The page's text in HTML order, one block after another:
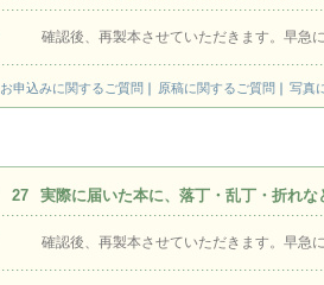
確認後、再製本させていただきます。早急
お申込みに関するご質問 原稿に関するご質問 写真
27 実際に届いた本に、落丁・乱丁・折れ
確認後、再製本させていただきます。早急